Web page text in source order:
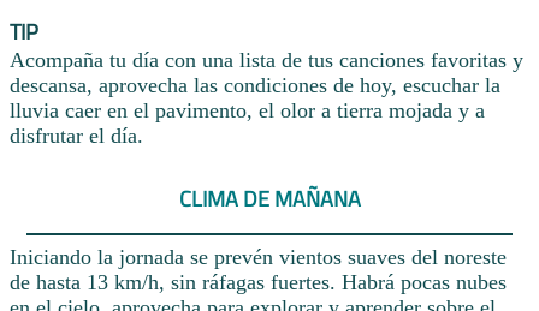
TIP
Acompaña tu día con una lista de tus canciones favoritas y
descansa, aprovecha las condiciones de hoy, escuchar la
lluvia caer en el pavimento, el olor a tierra mojada y a
disfrutar el día.
CLIMA DE MAÑANA
Iniciando la jornada se prevén vientos suaves del noreste
de hasta 13 km/h, sin ráfagas fuertes. Habrá pocas nubes